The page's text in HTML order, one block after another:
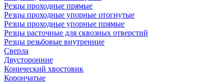
Резцы проходные прямые
Резцы проходные упорные отогнутые
Резцы проходные упорные прямые
Резцы расточные для сквозных отверстий
Резцы резьбовые внутренние
Сверла
Двусторонние
Конический хвостовик
Корончатые